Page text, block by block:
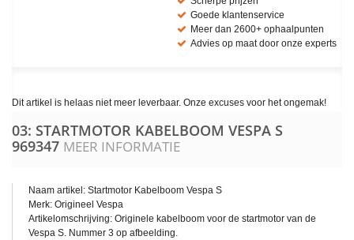
Goede klantenservice
Meer dan 2600+ ophaalpunten
Advies op maat door onze experts
Dit artikel is helaas niet meer leverbaar. Onze excuses voor het ongemak!
03: STARTMOTOR KABELBOOM VESPA S
969347 MEER INFORMATIE
Naam artikel: Startmotor Kabelboom Vespa S
Merk: Origineel Vespa
Artikelomschrijving: Originele kabelboom voor de startmotor van de
Vespa S. Nummer 3 op afbeelding.